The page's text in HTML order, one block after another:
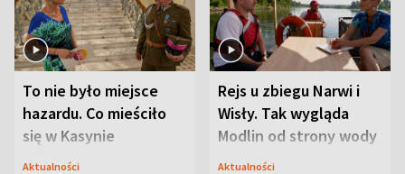
To nie było miejsce
hazardu. Co mieściło
się w Kasynie
Oficerskim?
Aktualności
Rejs u zbiegu Narwi i
Wisły. Tak wygląda
Modlin od strony wody
Aktualności